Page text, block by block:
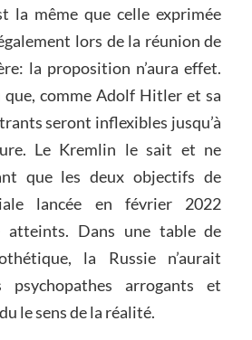
la même que celle exprimée
lors de la réunion de
la proposition n’aura effet.
que, comme Adolf Hitler et sa
seront inflexibles jusqu’à
Le Kremlin le sait et ne
que les deux objectifs de
lancée en février 2022
atteints. Dans une table de
la Russie n’aurait
arrogants et
le sens de la réalité.